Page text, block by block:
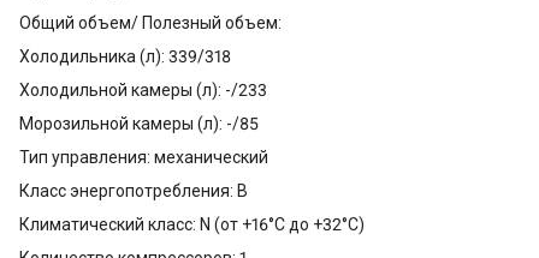
Общий объем/ Полезный объем:
Холодильника (л): 339/318
Холодильной камеры (л): -/233
Морозильной камеры (л): -/85
Тип управления: механический
Класс энергопотребления: B
Климатический класс: N (от +16°С до +32°С)